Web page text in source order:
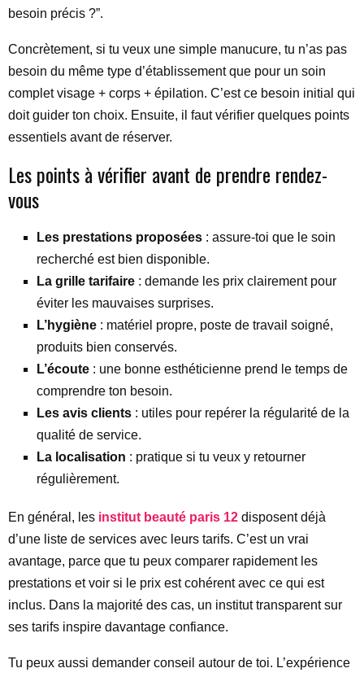
besoin précis ?”.
Concrètement, si tu veux une simple manucure, tu n’as pas
besoin du même type d’établissement que pour un soin
complet visage + corps + épilation. C’est ce besoin initial qui
doit guider ton choix. Ensuite, il faut vérifier quelques points
essentiels avant de réserver.
Les points à vérifier avant de prendre rendez-
vous
Les prestations proposées : assure-toi que le soin
recherché est bien disponible.
La grille tarifaire : demande les prix clairement pour
éviter les mauvaises surprises.
L’hygiène : matériel propre, poste de travail soigné,
produits bien conservés.
L’écoute : une bonne esthéticienne prend le temps de
comprendre ton besoin.
Les avis clients : utiles pour repérer la régularité de la
qualité de service.
La localisation : pratique si tu veux y retourner
régulièrement.
En général, les institut beauté paris 12 disposent déjà
d’une liste de services avec leurs tarifs. C’est un vrai
avantage, parce que tu peux comparer rapidement les
prestations et voir si le prix est cohérent avec ce qui est
inclus. Dans la majorité des cas, un institut transparent sur
ses tarifs inspire davantage confiance.
Tu peux aussi demander conseil autour de toi. L’expérience